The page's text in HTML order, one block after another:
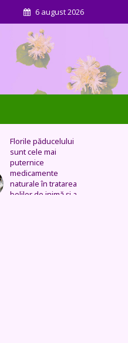
6 august 2026
Panseluța sălbatică –
Este eficientă pentru
cistită, ameliorează
constipația, are grijă
de sănătatea urinară,
tratează problemele